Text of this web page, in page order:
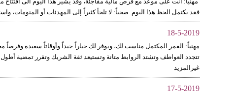
فقد يكتمل الحظ هذا اليوم. صحياً: لا تلجأ كثيراً إلى المهدئات أو المنومات،
18-5-2019
مهنياً: القمر المكتمل مناسب لك، ويوفر لك خياراً جيداً وأوقاتاً سعيدة
تتجدد العواطف وتشتد الروابط متانة وتستيعد ثقة الشريك وتقرر تمضية
غيرالمزيد
17-5-2019